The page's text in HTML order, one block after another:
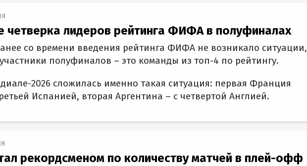
четверка лидеров рейтинга ФИФА в полуфиналах
со времени введения рейтинга ФИФА не возникало ситуации,
участники полуфиналов – это команды из топ-4 по рейтингу.
2026 сложилась именно такая ситуация: первая Франция
Испанией, вторая Аргентина – с четвертой Англией.
рекордсменом по количеству матчей в плей-офф